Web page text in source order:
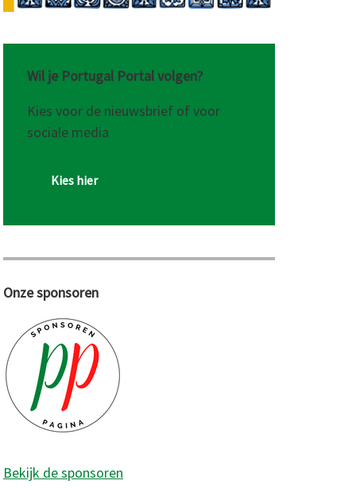
Wil je Portugal Portal volgen?
Kies voor de nieuwsbrief of voor
sociale media
Kies hier
Onze sponsoren
Bekijk de sponsoren